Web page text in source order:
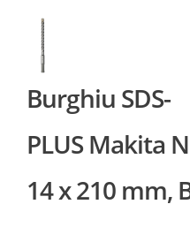
Burghiu SDS-
PLUS Makita
14 x 210 mm,